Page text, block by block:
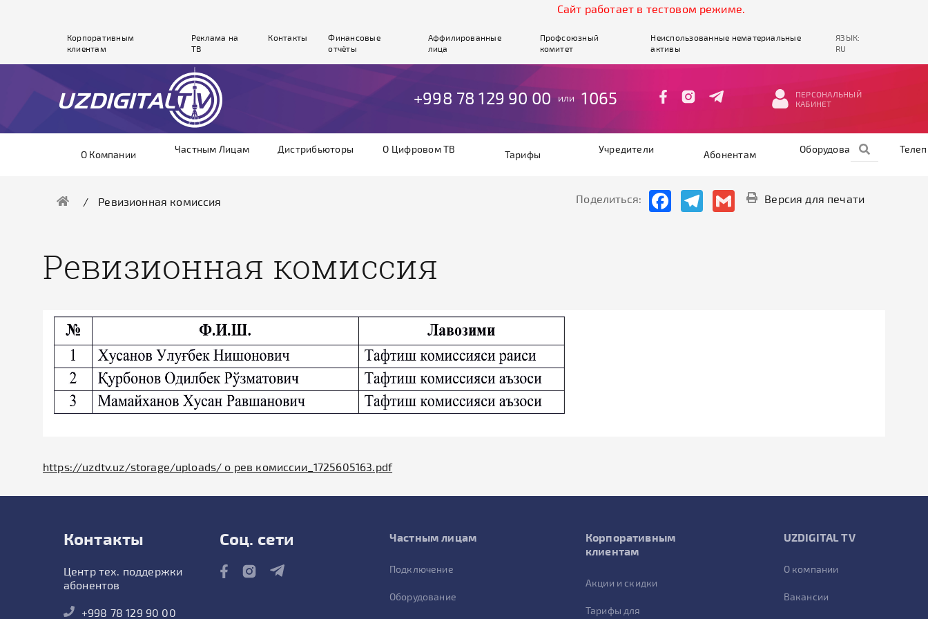
Cайт работает в тестовом режиме.
Корпоративным
клиентам
Реклама на
ТВ
Контакты
Финансовые
отчёты
Аффилированные
лица
Профсоюзный
комитет
Неиспользованные нематериальные
активы
ЯЗЫК:
RU
+998 78 129 90 00 или 1065
ПЕРСОНАЛЬНЫЙ
КАБИНЕТ
О Компании Частным Лицам Дистрибьюторы О Цифровом ТВ Тарифы Учредители Абонентам Оборудование
Ревизионная комиссия Поделиться: FacebookTelegramGmail Версия для печати
Ревизионная комиссия
https://uzdtv.uz/storage/uploads/ о рев комиссии_1725605163.pdf
Контакты
Центр тех. поддержки
абонентов
+998 78 129 90 00
Соц. сети Частным лицам
Подключение
Оборудование
Корпоративным
клиентам
Акции и скидки
Тарифы для
UZDIGITAL TV
О компании
Вакансии